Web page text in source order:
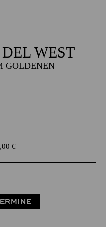
WEST
GOLDENEN
€